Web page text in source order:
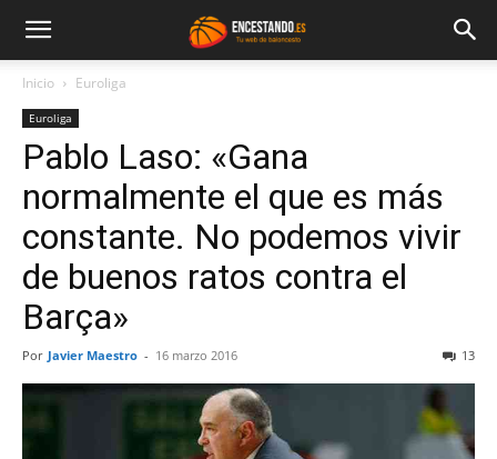
Inicio Euroliga
Euroliga
Pablo Laso: «Gana
normalmente el que es más
constante. No podemos vivir
de buenos ratos contra el
Barça»
Por Javier Maestro - 16 marzo 2016 13